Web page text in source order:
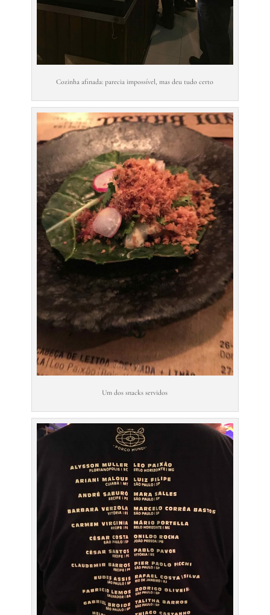
Cozinha afinada: parecia impossível, mas deu tudo certo
Um dos snacks servidos